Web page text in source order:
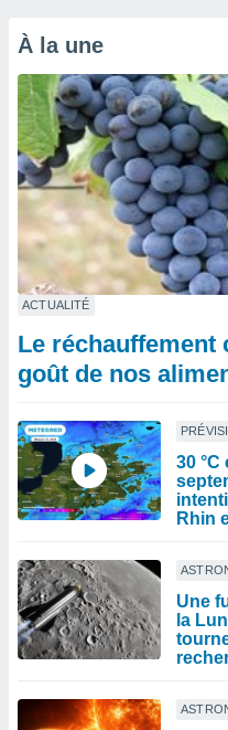
À la une
ACTUALITÉ
Le réchauffement
goût de nos
30 °C
Rhin
Une
la